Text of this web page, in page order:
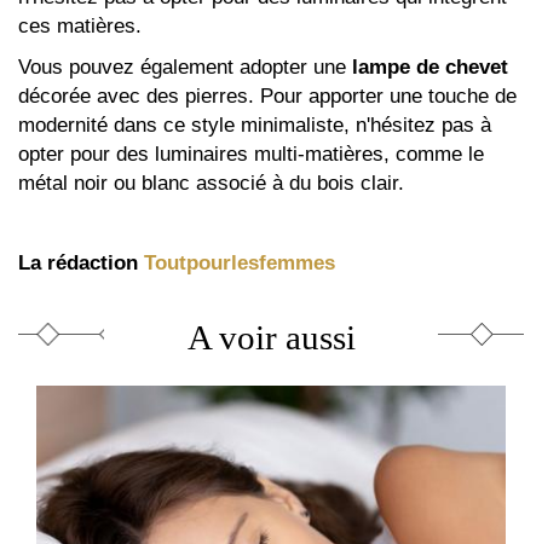
ces matières.
Vous pouvez également adopter une lampe de chevet
décorée avec des pierres. Pour apporter une touche de
modernité dans ce style minimaliste, n'hésitez pas à
opter pour des luminaires multi-matières, comme le
métal noir ou blanc associé à du bois clair.
La rédaction Toutpourlesfemmes
A voir aussi